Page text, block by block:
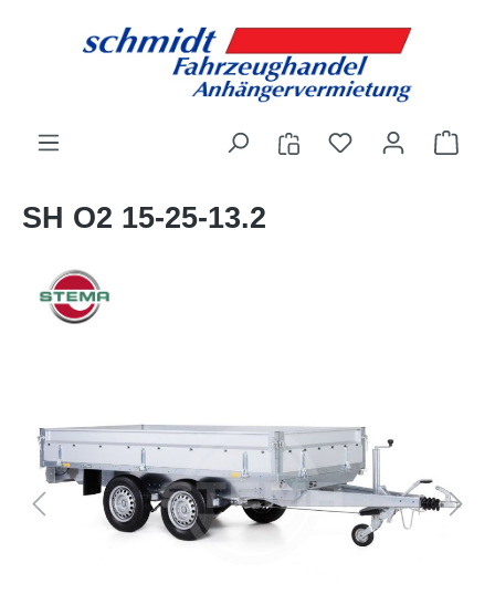
SH O2 15-25-13.2